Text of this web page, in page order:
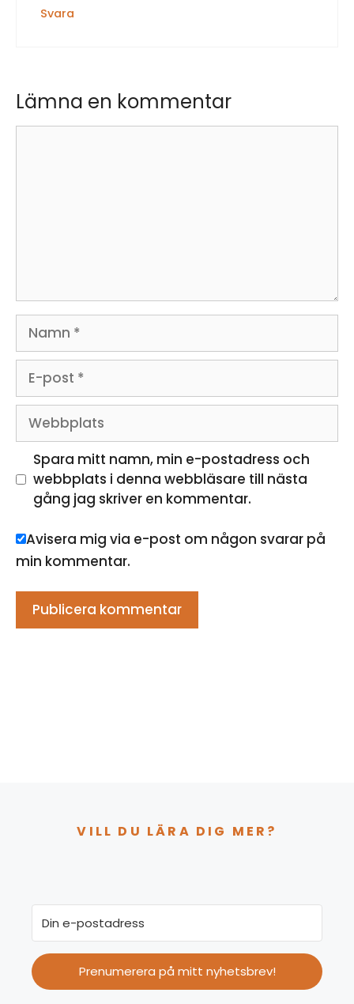
Svara
Lämna en kommentar
Namn
post
Webbplats
Spara mitt namn, min e-postadress och
webbplats i denna webbläsare till nästa
gång jag skriver en kommentar.
Avisera mig via e-post om någon svarar på
min kommentar.
VILL DU LÄRA DIG MER?
Prenumerera på mitt nyhetsbrev!